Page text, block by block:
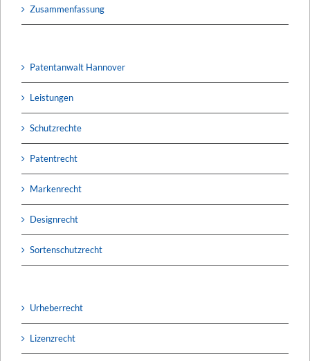
Zusammenfassung
Patentanwalt Hannover
Leistungen
Schutzrechte
Patentrecht
Markenrecht
Designrecht
Sortenschutzrecht
Urheberrecht
Lizenzrecht